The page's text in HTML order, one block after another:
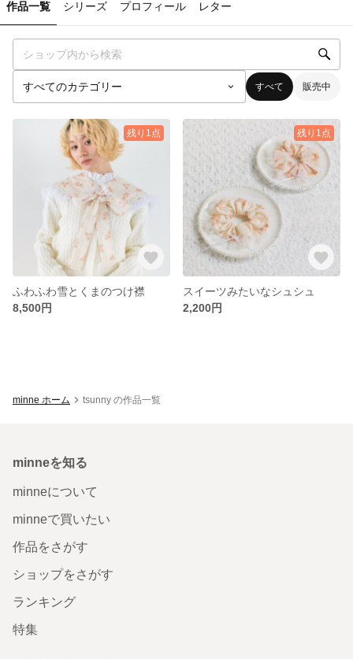
作品一覧 シリーズ プロフィール レター
すべて 販売中
残り1点
ふわふわ雪とくまのつけ襟
8,500円
残り1点
スイーツみたいなシュシュ
2,200円
minne ホーム tsunny の作品一覧
minneを知る
minneについて
minneで買いたい
作品をさがす
ショップをさがす
ランキング
特集